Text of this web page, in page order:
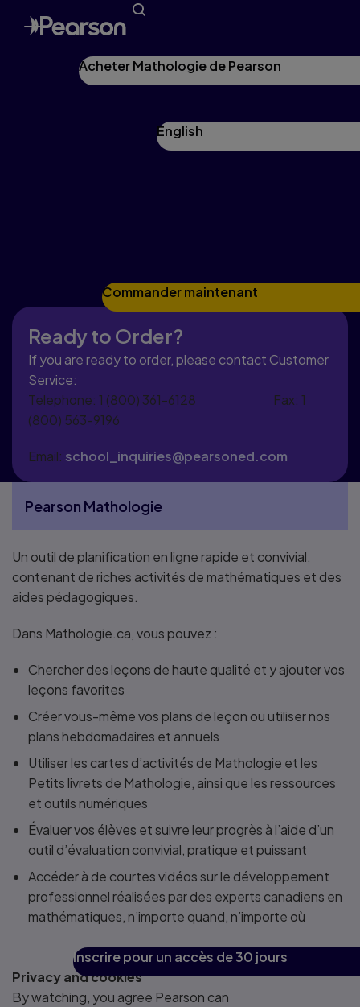
Acheter Mathologie de Pearson
English
Commander maintenant
Ready to Order?
If you are ready to order, please contact Customer
Service:
Telephone: 1 (800) 361-6128 Fax: 1
(800) 563-9196
Email: school_inquiries@pearsoned.com
Un outil de planification en ligne rapide et convivial,
contenant de riches activités de mathématiques et des
aides pédagogiques.
Dans Mathologie.ca, vous pouvez :
Chercher des leçons de haute qualité et y ajouter vos
leçons favorites
Créer vous-même vos plans de leçon ou utiliser nos
plans hebdomadaires et annuels
Utiliser les cartes d’activités de Mathologie et les
Petits livrets de Mathologie, ainsi que les ressources
et outils numériques
Évaluer vos élèves et suivre leur progrès à l’aide d’un
outil d’évaluation convivial, pratique et puissant
Accéder à de courtes vidéos sur le développement
professionnel réalisées par des experts canadiens en
mathématiques, n’importe quand, n’importe où
Inscrire pour un accès de 30 jours
Privacy and cookies
By watching, you agree Pearson can
Pearson Mathologie
More Pearson Mathologie pages